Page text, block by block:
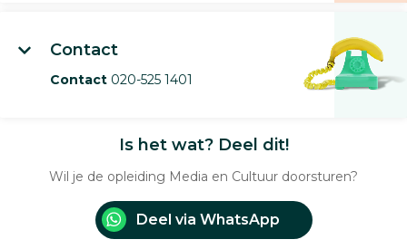
Contact
Contact 020-525 1401
Is het wat? Deel dit!
Wil je de opleiding Media en Cultuur doorsturen?
Deel via WhatsApp